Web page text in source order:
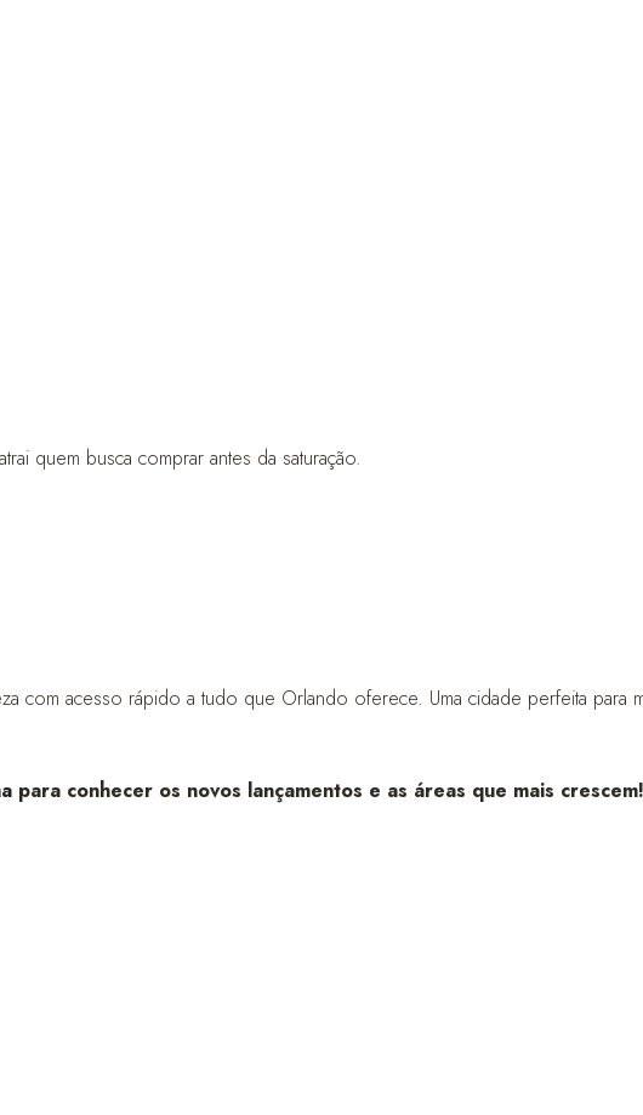
quem busca comprar antes da saturação.
com acesso rápido a tudo que Orlando oferece. Uma cidade perfeita para
para conhecer os novos lançamentos e as áreas que mais crescem!